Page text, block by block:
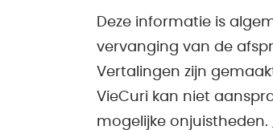
Deze informatie is
vervanging van de
Vertalingen zijn
VieCuri kan niet
mogelijke onjuistheden.